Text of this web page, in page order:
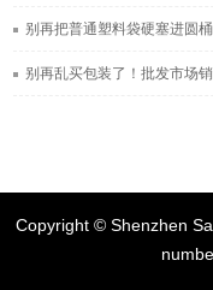
Copyright © Shenzhen